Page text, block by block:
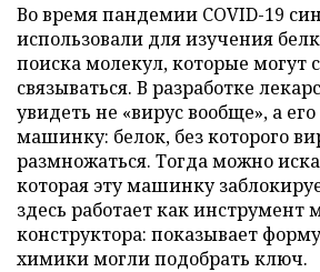
Во время пандемии COVID-19
использовали для изучения
поиска молекул, которые могут
связываться. В разработке
увидеть не «вирус вообще», а
машинку: белок, без которого
размножаться. Тогда можно
которая эту машинку
здесь работает как инструмент
конструктора: показывает
химики могли подобрать ключ.